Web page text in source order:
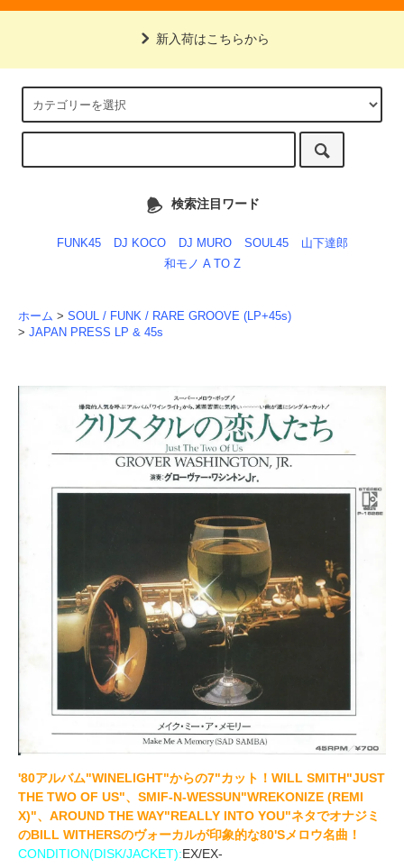
新入荷はこちらから
検索注目ワード
FUNK45 DJ KOCO DJ MURO SOUL45
山下達郎
和モノ A TO Z
ホーム > SOUL / FUNK / RARE GROOVE (LP+45s)
> JAPAN PRESS LP & 45s
'80アルバム"WINELIGHT"からの7"カット！WILL SMITH"JUST
THE TWO OF US"、SMIF-N-WESSUN"WREKONIZE (REMI
X)"、AROUND THE WAY"REALLY INTO YOU"ネタでオナジミ
のBILL WITHERSのヴォーカルが印象的な80'Sメロウ名曲！
CONDITION(DISK/JACKET):EX/EX-